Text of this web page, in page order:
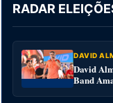
RADAR
DAVID
David
Band